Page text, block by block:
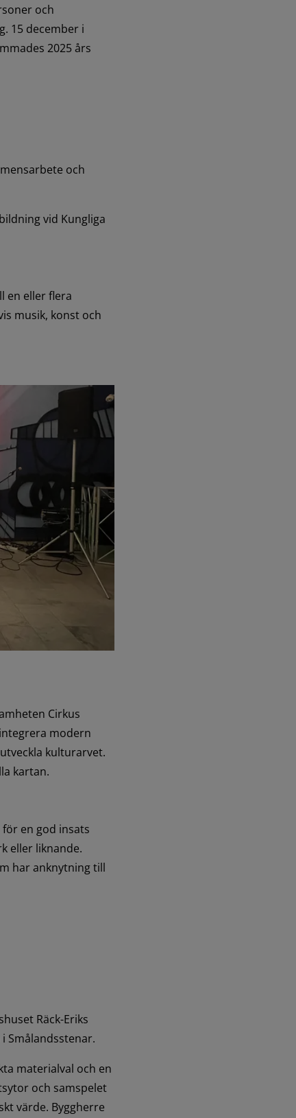
och
15 december i
2025 års
och
vid Kungliga
en eller flera
musik, konst och
Cirkus
modern
kulturarvet.
kartan.
en god insats
eller liknande.
har anknytning till
Räck-Eriks
Smålandsstenar.
materialval och en
och samspelet
värde. Byggherre